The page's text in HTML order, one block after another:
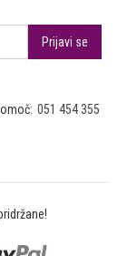
051 454 355